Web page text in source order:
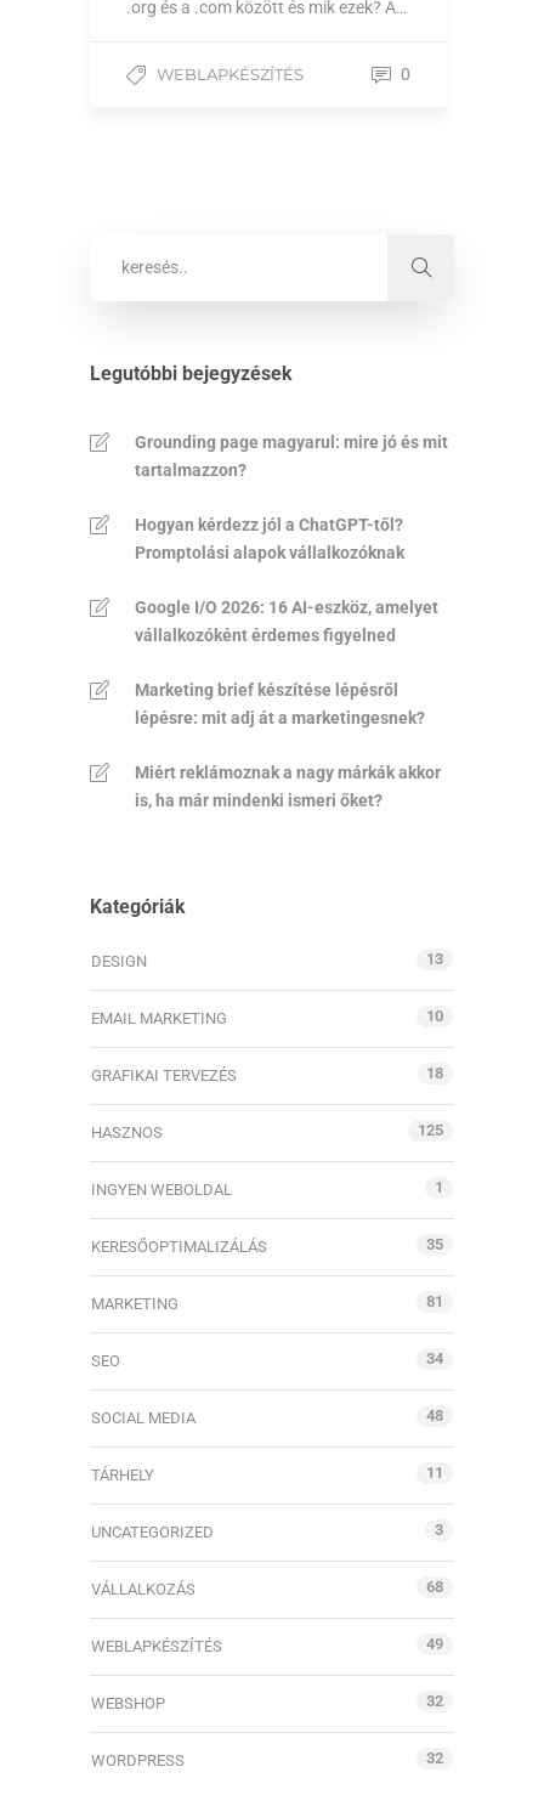
.org és a .com között és mik ezek? A…
WEBLAPKÉSZÍTÉS 0
Legutóbbi bejegyzések
Grounding page magyarul: mire jó és mit
tartalmazzon?
Hogyan kérdezz jól a ChatGPT-től?
Promptolási alapok vállalkozóknak
Google I/O 2026: 16 AI-eszköz, amelyet
vállalkozóként érdemes figyelned
Marketing brief készítése lépésről
lépésre: mit adj át a marketingesnek?
Miért reklámoznak a nagy márkák akkor
is, ha már mindenki ismeri őket?
Kategóriák
DESIGN 13
EMAIL MARKETING 10
GRAFIKAI TERVEZÉS 18
HASZNOS 125
INGYEN WEBOLDAL 1
KERESŐOPTIMALIZÁLÁS 35
MARKETING 81
SEO 34
SOCIAL MEDIA 48
TÁRHELY 11
UNCATEGORIZED 3
VÁLLALKOZÁS 68
WEBLAPKÉSZÍTÉS 49
WEBSHOP 32
WORDPRESS 32